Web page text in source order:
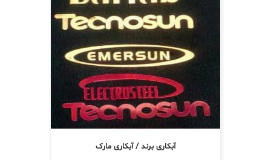
آبکاری برند / آبکاری مارک